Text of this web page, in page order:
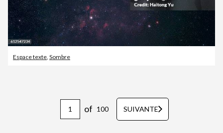
Espace texte Sombre
of 100 SUIVANTE